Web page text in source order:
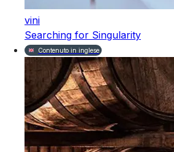
vini
Searching for Singularity
Contenuto in inglese